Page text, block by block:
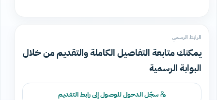
الرابط الرسمي
يمكنك متابعة التفاصيل الكاملة والتقديم من خلال
البوابة الرسمية
سجّل الدخول للوصول إلى رابط التقديم